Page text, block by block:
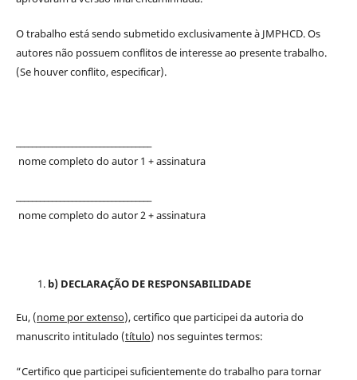
O trabalho está sendo submetido exclusivamente à JMPHCD. Os
autores não possuem conflitos de interesse ao presente trabalho.
(Se houver conflito, especificar).
nome completo do autor 1 + assinatura
nome completo do autor 2 + assinatura
b) DECLARAÇÃO DE RESPONSABILIDADE
Eu, (nome por extenso), certifico que participei da autoria do
manuscrito intitulado (título) nos seguintes termos:
“Certifico que participei suficientemente do trabalho para tornar